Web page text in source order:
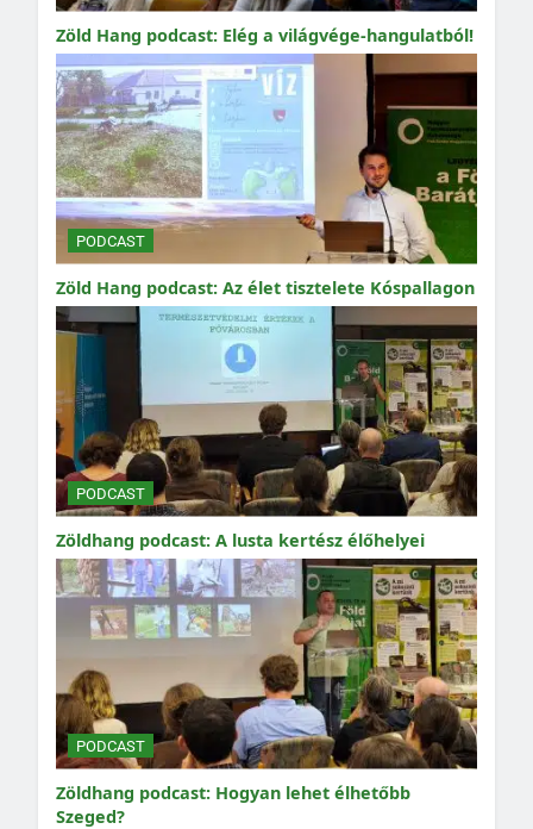
Zöld Hang podcast: Elég a világvége-hangulatból!
PODCAST
Zöld Hang podcast: Az élet tisztelete Kóspallagon
PODCAST
Zöldhang podcast: A lusta kertész élőhelyei
PODCAST
Zöldhang podcast: Hogyan lehet élhetőbb
Szeged?